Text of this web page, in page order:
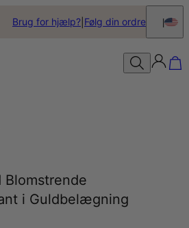
Brug for hjælp? Følg din ordre
i Guldbelægning